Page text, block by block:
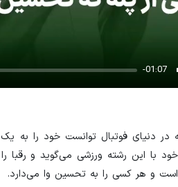
-01:07
در دنیای فوتبال توانست خود را به
خود با این رشته ورزشی می‌گوید و
و هر کسی را به تحسین وا می‌دارد.